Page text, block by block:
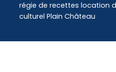
régie de recettes location
culturel Plain Château